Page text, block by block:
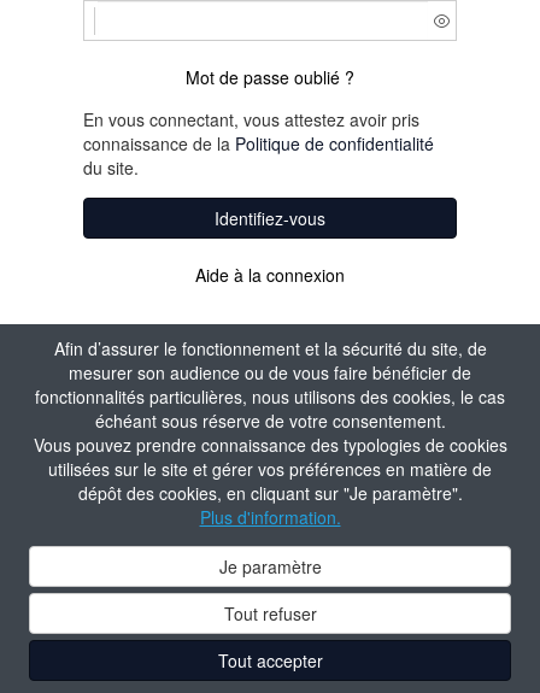
Afin d’assurer le fonctionnement et la sécurité du site, de
mesurer son audience ou de vous faire bénéficier de
fonctionnalités particulières, nous utilisons des cookies, le cas
échéant sous réserve de votre consentement.
Vous pouvez prendre connaissance des typologies de cookies
utilisées sur le site et gérer vos préférences en matière de
dépôt des cookies, en cliquant sur "Je paramètre".
Plus d'information.
Je paramètre
Tout refuser
Tout accepter
Mot de passe oublié ?
En vous connectant, vous attestez avoir pris
connaissance de la Politique de confidentialité
du site.
Identifiez-vous
Aide à la connexion